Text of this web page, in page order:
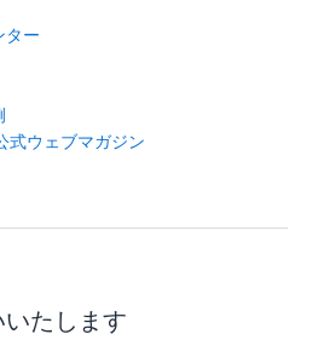
ター
式ウェブマガジン
たします